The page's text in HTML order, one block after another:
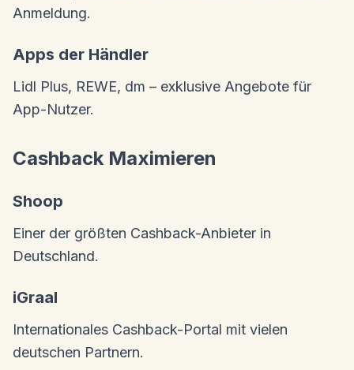
Anmeldung.
Apps der Händler
Lidl Plus, REWE, dm – exklusive Angebote für
App-Nutzer.
Cashback Maximieren
Shoop
Einer der größten Cashback-Anbieter in
Deutschland.
iGraal
Internationales Cashback-Portal mit vielen
deutschen Partnern.